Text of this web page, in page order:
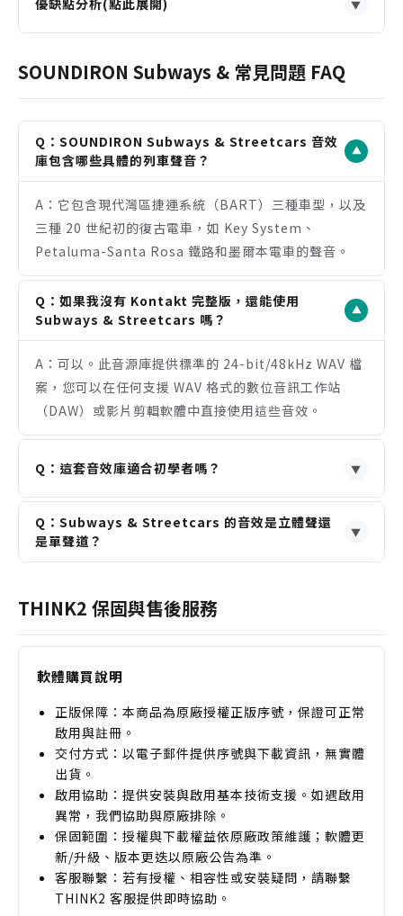
優缺點分析(點此展開) ▼
涵蓋現代與三種復古電車，音色獨特且稀有，提供廣
境，極具真實感。
提供開放的 24-bit WAV 格式，可在任何 DAW 或編
輯軟體中靈活運用。
內建 Kontakt 介面，提供快速調用與聲音塑形功
能，提升工作流程效率。
注意事項
需搭配 Native Instruments Kontakt 5.1 或更新
的「完整版」才能發揮全部功能。
不支援免費的 Kontakt Player，且無法透過「Add
Library」方式加入資料庫。
產品為數位下載形式，需要穩定的寬頻網路連線進行
下載。
SOUNDIRON Subways & 常見問題 FAQ
Q：SOUNDIRON Subways & Streetcars 音效
庫包含哪些具體的列車聲音？
▼
A：它包含現代灣區捷運系統（BART）三種車型，以及
三種 20 世紀初的復古電車，如 Key System、
Petaluma-Santa Rosa 鐵路和墨爾本電車的聲音。
Q：如果我沒有 Kontakt 完整版，還能使用
Subways & Streetcars 嗎？
▼
A：可以。此音源庫提供標準的 24-bit/48kHz WAV 檔
案，您可以在任何支援 WAV 格式的數位音訊工作站
（DAW）或影片剪輯軟體中直接使用這些音效。
Q：這套音效庫適合初學者嗎？ ▼
內建的 Kontakt 介面操作都相當直觀。對於需要快速
Q：Subways & Streetcars 的音效是立體聲還
是單聲道？
▼
式為 24-bit / 48 kHz 的無壓縮 PCM WAV，能提供寬
闊的聲場與真實的空間感。
THINK2 保固與售後服務
軟體購買說明
正版保障：本商品為原廠授權正版序號，保證可正常
啟用與註冊。
交付方式：以電子郵件提供序號與下載資訊，無實體
出貨。
啟用協助：提供安裝與啟用基本技術支援。如遇啟用
異常，我們協助與原廠排除。
保固範圍：授權與下載權益依原廠政策維護；軟體更
新/升級、版本更迭以原廠公告為準。
客服聯繫：若有授權、相容性或安裝疑問，請聯繫
THINK2 客服提供即時協助。